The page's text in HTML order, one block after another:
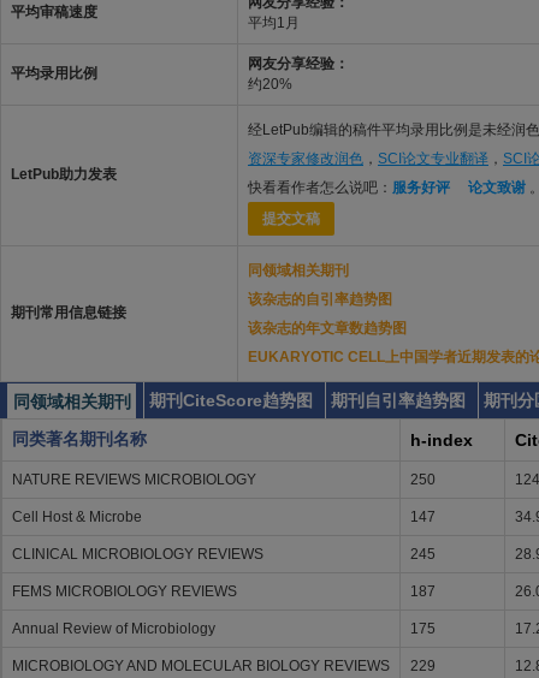
平均审稿速度
平均1月
平均录用比例
网友分享经验：
约20%
LetPub助力发表
经LetPub编辑的稿件平均录用比例是未经润
资深专家修改润色 ， SCI论文专业翻译 ， SCI
快看看作者怎么说吧： 服务好评 论文致谢
提交文稿
期刊常用信息链接
同领域相关期刊
该杂志的自引率趋势图
该杂志的年文章数趋势图
EUKARYOTIC CELL上中国学者近期发表的
同领域相关期刊 期刊CiteScore趋势图 期刊自引率趋势图
期刊分
同类著名期刊名称
h-index
NATURE REVIEWS MICROBIOLOGY 250
Cell Host & Microbe 147
CLINICAL MICROBIOLOGY REVIEWS 245
FEMS MICROBIOLOGY REVIEWS 187
Annual Review of Microbiology 175
MICROBIOLOGY AND MOLECULAR BIOLOGY REVIEWS 229